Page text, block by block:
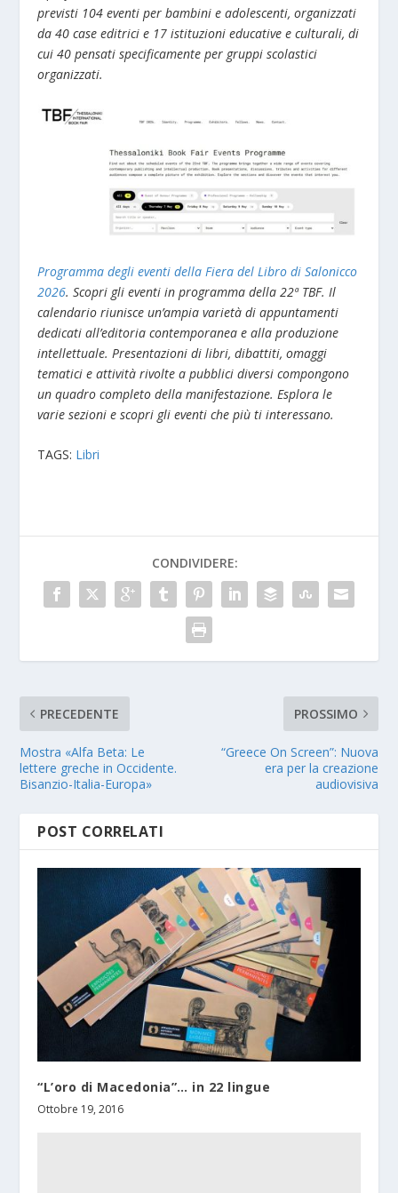
previsti 104 eventi per bambini e adolescenti, organizzati
da 40 case editrici e 17 istituzioni educative e culturali, di
cui 40 pensati specificamente per gruppi scolastici
organizzati.
Programma degli eventi della Fiera del Libro di Salonicco
2026. Scopri gli eventi in programma della 22ª TBF. Il
calendario riunisce un’ampia varietà di appuntamenti
dedicati all’editoria contemporanea e alla produzione
intellettuale. Presentazioni di libri, dibattiti, omaggi
tematici e attività rivolte a pubblici diversi compongono
un quadro completo della manifestazione. Esplora le
varie sezioni e scopri gli eventi che più ti interessano.
TAGS: Libri
CONDIVIDERE:
PRECEDENTE
Mostra «Alfa Beta: Le
lettere greche in Occidente.
Bisanzio-Italia-Europa»
PROSSIMO
“Greece On Screen”: Nuova
era per la creazione
audiovisiva
POST CORRELATI
“L’oro di Macedonia”… in 22 lingue
Ottobre 19, 2016